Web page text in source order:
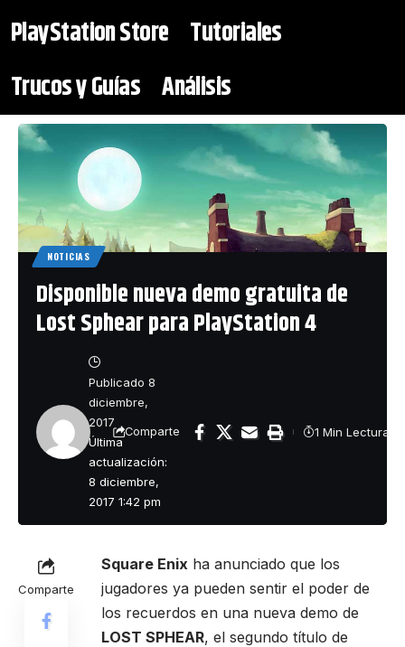
PlayStation Store Tutoriales
Trucos y Guías Análisis
NOTICIAS
Disponible nueva demo gratuita de
Lost Sphear para PlayStation 4
Última
actualización:
8 diciembre,
2017 1:42 pm
Publicado 8
diciembre,
2017
Comparte 1 Min Lectura
Comparte
Square Enix ha anunciado que los
jugadores ya pueden sentir el poder de
los recuerdos en una nueva demo de
LOST SPHEAR, el segundo título de